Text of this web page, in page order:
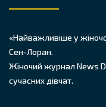
«Найважливіше у
Сен-Лоран.
Жіночий журнал News
сучасних дівчат.